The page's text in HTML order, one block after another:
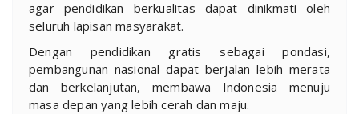
agar pendidikan berkualitas dapat dinikmati oleh
seluruh lapisan masyarakat.
Dengan pendidikan gratis sebagai pondasi,
pembangunan nasional dapat berjalan lebih merata
dan berkelanjutan, membawa Indonesia menuju
masa depan yang lebih cerah dan maju.